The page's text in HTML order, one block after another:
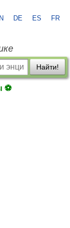
DE ES FR
Найти!
⚽